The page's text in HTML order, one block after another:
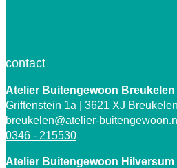
contact
Atelier Buitengewoon Breukelen
Griftenstein 1a | 3621 XJ Breukelen
breukelen@atelier-buitengewoon.nl
0346 - 215530
Atelier Buitengewoon Hilversum